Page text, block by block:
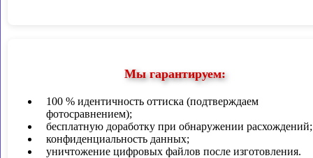
Мы гарантируем:
100 % идентичность оттиска (подтверждаем
фотосравнением);
бесплатную доработку при обнаружении расхождений;
конфиденциальность данных;
уничтожение цифровых файлов после изготовления.